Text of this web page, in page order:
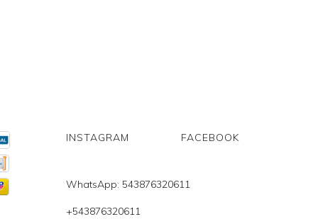
INSTAGRAM FACEBOOK
WhatsApp: 543876320611
+543876320611